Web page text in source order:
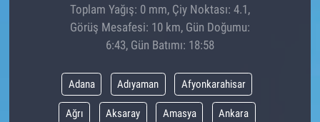
Toplam Yağış: 0 mm, Çiy Noktası: 4.1,
Görüş Mesafesi: 10 km, Gün Doğumu:
6:43, Gün Batımı: 18:58
Adana Adıyaman Afyonkarahisar
Ağrı Aksaray Amasya Ankara